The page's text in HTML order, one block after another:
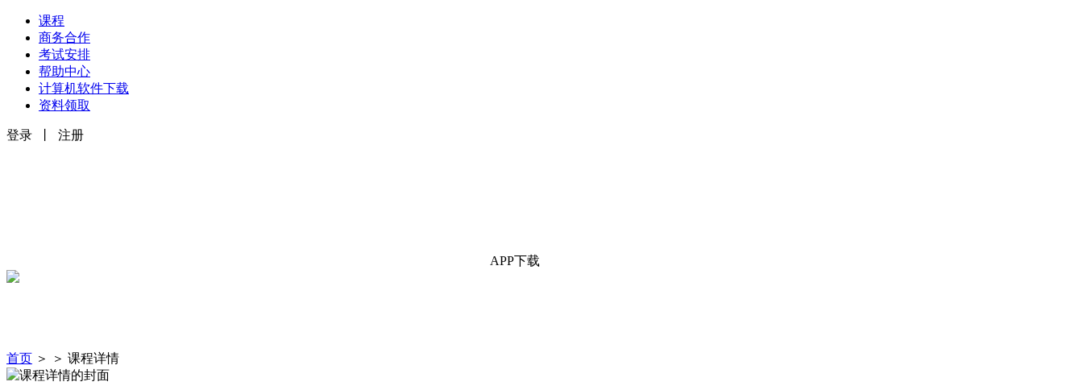
课程
商务合作
考试安排
帮助中心
计算机软件下载
资料领取
登录 注册
APP下载
首页 ＞ ＞ 课程详情